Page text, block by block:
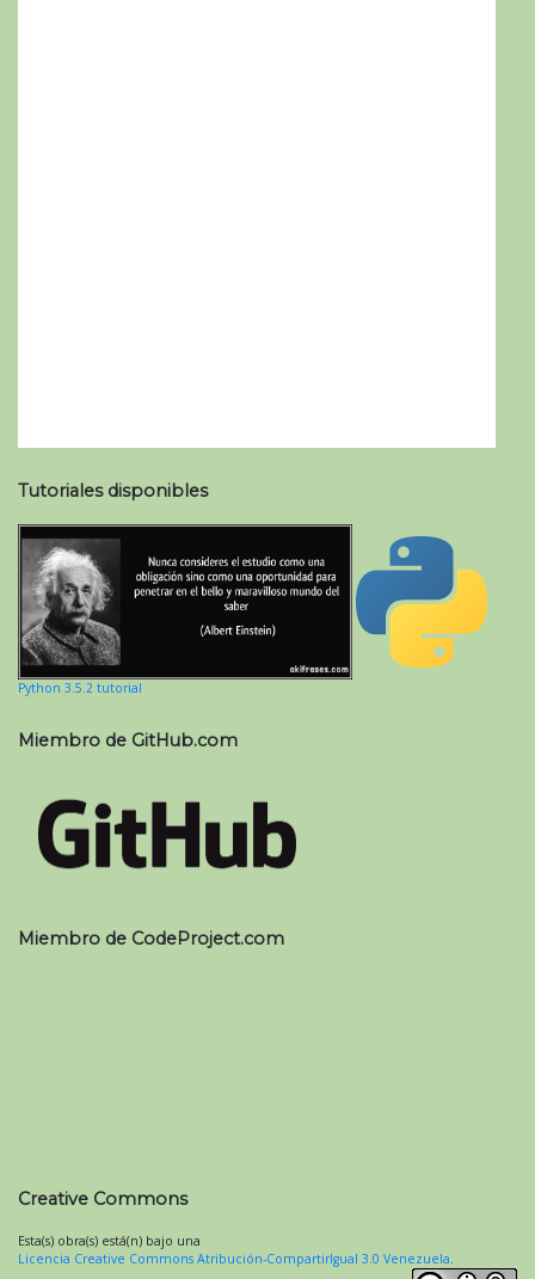
Tutoriales disponibles
Python 3.5.2 tutorial
Miembro de GitHub.com
Miembro de CodeProject.com
Creative Commons
Esta(s) obra(s) está(n) bajo una
Licencia Creative Commons Atribución-CompartirIgual 3.0 Venezuela